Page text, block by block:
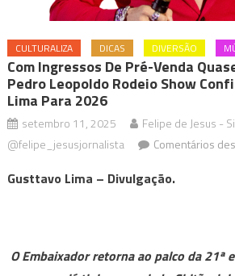
CULTURALIZA DICAS DIVERSÃO
Com Ingressos De Pré-Venda
Pedro Leopoldo Rodeio Show
Lima Para 2026
setembro 11, 2025
Felipe de Jesus -
@felipe_jesusjornalista
Comentários
Gusttavo Lima – Divulgação.
O Embaixador retorna ao palco da 21ª